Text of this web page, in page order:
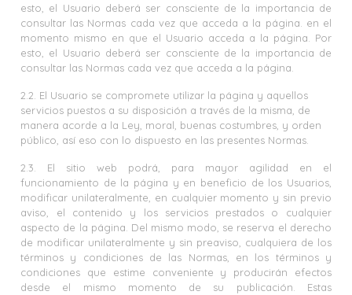
esto, el Usuario deberá ser consciente de la importancia de
consultar las Normas cada vez que acceda a la página. en el
momento mismo en que el Usuario acceda a la página. Por
esto, el Usuario deberá ser consciente de la importancia de
consultar las Normas cada vez que acceda a la página.
2.2. El Usuario se compromete utilizar la página y aquellos
servicios puestos a su disposición a través de la misma, de
manera acorde a la Ley, moral, buenas costumbres, y orden
público, así eso con lo dispuesto en las presentes Normas.
2.3. El sitio web podrá, para mayor agilidad en el
funcionamiento de la página y en beneficio de los Usuarios,
modificar unilateralmente, en cualquier momento y sin previo
aviso, el contenido y los servicios prestados o cualquier
aspecto de la página. Del mismo modo, se reserva el derecho
de modificar unilateralmente y sin preaviso, cualquiera de los
términos y condiciones de las Normas, en los términos y
condiciones que estime conveniente y producirán efectos
desde el mismo momento de su publicación. Estas